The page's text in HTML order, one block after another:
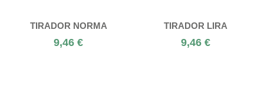
TIRADOR NORMA
9,46 €
TIRADOR LIRA
9,46 €